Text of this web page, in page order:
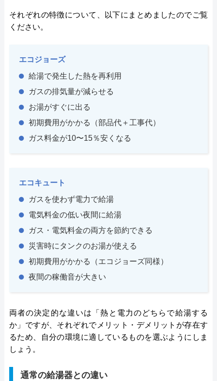
それぞれの特徴について、以下にまとめましたのでご覧
ください。
エコジョーズ
給湯で発生した熱を再利用
ガスの排気量が減らせる
お湯がすぐに出る
初期費用がかかる（部品代＋工事代）
ガス料金が10〜15％安くなる
エコキュート
ガスを使わず電力で給湯
電気料金の低い夜間に給湯
ガス・電気料金の両方を節約できる
災害時にタンクのお湯が使える
初期費用がかかる（エコジョーズ同様）
夜間の稼働音が大きい
両者の決定的な違いは「熱と電力のどちらで給湯する
か」ですが、それぞれでメリット・デメリットが存在す
るため、自分の環境に適しているものを選ぶようにしま
しょう。
通常の給湯器との違い